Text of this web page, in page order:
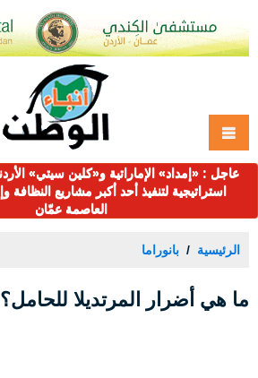
عاجل : «إمداد» الإماراتية و«كلين سيتي»
استراتيجية لتنفيذ أحد أكبر مشاريع النظافة
العاصمة عمّان
الرئيسية بانوراما
ما هي أضرار المرتديلا للحامل؟